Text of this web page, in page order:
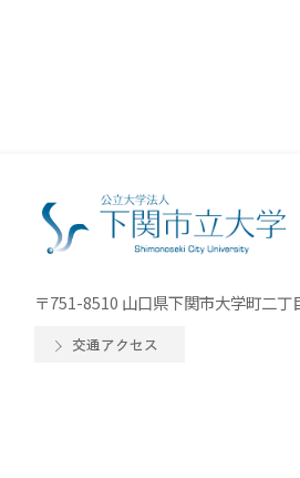
〒751-8510 山口県下関市大学町二丁
交通アクセス